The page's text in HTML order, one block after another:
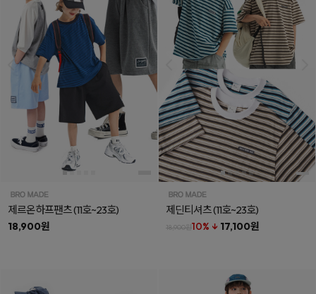
제르온하프팬츠(11호~23호)
18,900원
제딘티셔츠(11호~23호)
18,900원10% ↓ 17,100원